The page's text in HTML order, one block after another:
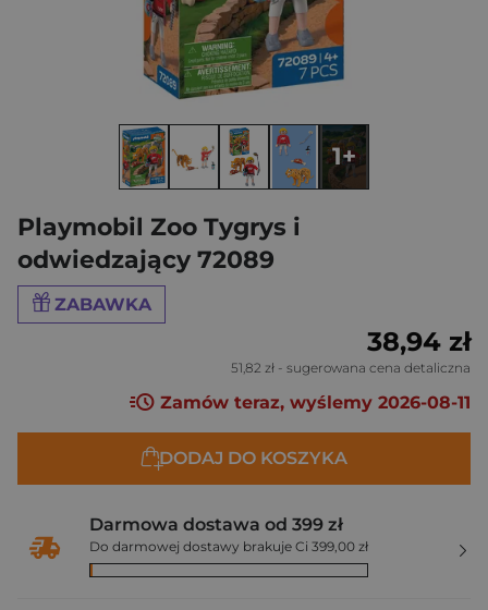
Playmobil Zoo Tygrys i
odwiedzający 72089
ZABAWKA
1+
38,94 zł
51,82 zł - sugerowana cena detaliczna
Zamów teraz, wyślemy 2026-08-11
DODAJ DO KOSZYKA
Darmowa dostawa od 399 zł
Do darmowej dostawy brakuje Ci 399,00 zł